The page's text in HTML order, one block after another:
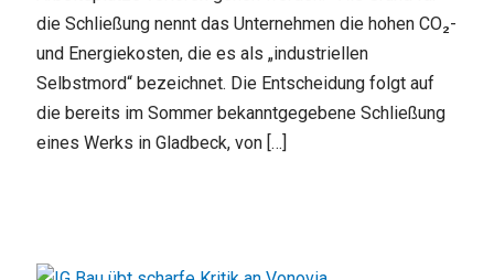
die Schließung nennt das Unternehmen die hohen CO₂-
und Energiekosten, die es als „industriellen
Selbstmord“ bezeichnet. Die Entscheidung folgt auf
die bereits im Sommer bekanntgegebene Schließung
eines Werks in Gladbeck, von […]